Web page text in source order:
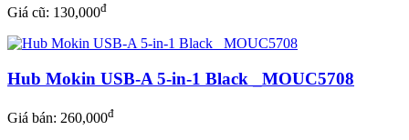
Giá cũ: 130,000đ
Hub Mokin USB-A 5-in-1 Black _MOUC5708
Giá bán: 260,000đ